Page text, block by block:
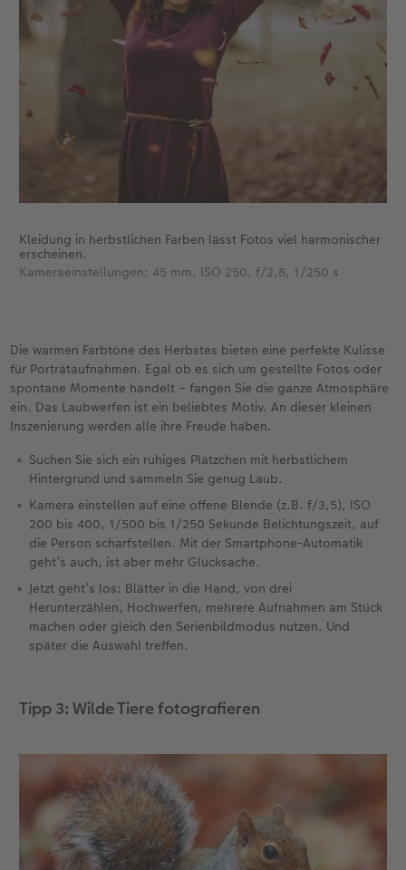
Kleidung in herbstlichen Farben lässt Fotos viel harmonischer
erscheinen.
Kameraeinstellungen: 45 mm, ISO 250, f/2,8, 1/250 s
Die warmen Farbtöne des Herbstes bieten eine perfekte Kulisse
für Porträtaufnahmen. Egal ob es sich um gestellte Fotos oder
spontane Momente handelt – fangen Sie die ganze Atmosphäre
ein. Das Laubwerfen ist ein beliebtes Motiv. An dieser kleinen
Inszenierung werden alle ihre Freude haben.
Suchen Sie sich ein ruhiges Plätzchen mit herbstlichem
Hintergrund und sammeln Sie genug Laub.
Kamera einstellen auf eine offene Blende (z.B. f/3,5), ISO
200 bis 400, 1/500 bis 1/250 Sekunde Belichtungszeit, auf
die Person scharfstellen. Mit der Smartphone-Automatik
geht’s auch, ist aber mehr Glücksache.
Jetzt geht’s los: Blätter in die Hand, von drei
Herunterzählen, Hochwerfen, mehrere Aufnahmen am Stück
machen oder gleich den Serienbildmodus nutzen. Und
später die Auswahl treffen.
Tipp 3: Wilde Tiere fotografieren